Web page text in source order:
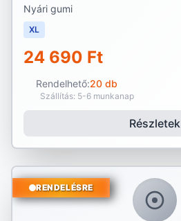
Nyári gumi
XL
24 690 Ft
Rendelhető:20 db
Szállítás: 5-6 munkanap
Részletek
RENDELÉSRE